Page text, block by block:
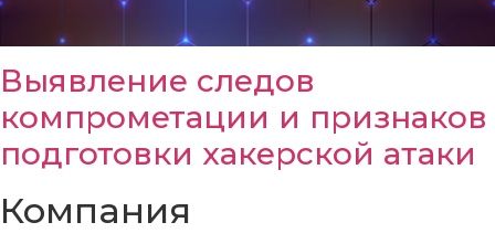
Выявление следов
компрометации и признаков
подготовки хакерской атаки
Компания